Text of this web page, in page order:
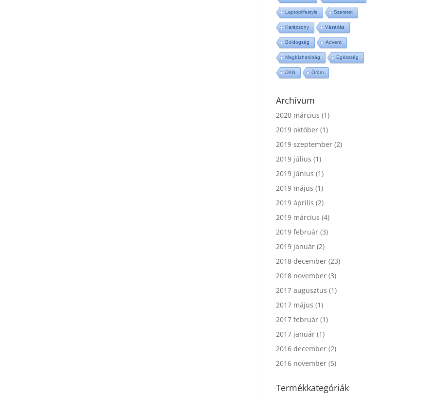
Laptoplifestyle Szeretet
Karácsony Vásárlás
Boldogság Advent
Megbízhatóság Egészség
DXN Öröm
Archívum
2020 március (1)
2019 október (1)
2019 szeptember (2)
2019 július (1)
2019 június (1)
2019 május (1)
2019 április (2)
2019 március (4)
2019 február (3)
2019 január (2)
2018 december (23)
2018 november (3)
2017 augusztus (1)
2017 május (1)
2017 február (1)
2017 január (1)
2016 december (2)
2016 november (5)
Termékkategóriák